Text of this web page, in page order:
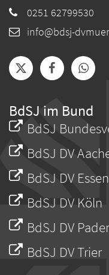
0251 62799530
info@bdsj-
BdSJ im Bund
BdSJ
BdSJ DV
BdSJ DV Essen
BdSJ DV Köln
BdSJ DV
BdSJ DV Trier